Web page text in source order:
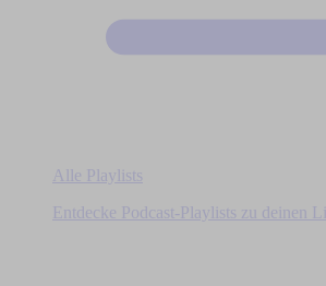
Alle Playlists
Entdecke Podcast-Playlists zu deinen